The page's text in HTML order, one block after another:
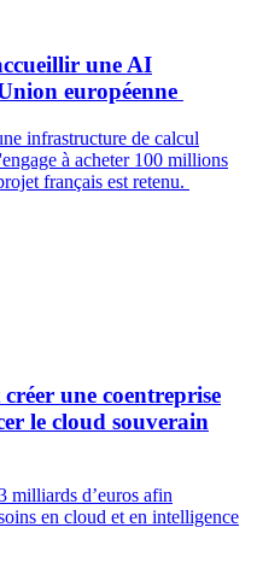
une AI
européenne
infrastructure de calcul
à acheter 100 millions
français est retenu.
une coentreprise
le cloud souverain
milliards d’euros afin
en cloud et en intelligence